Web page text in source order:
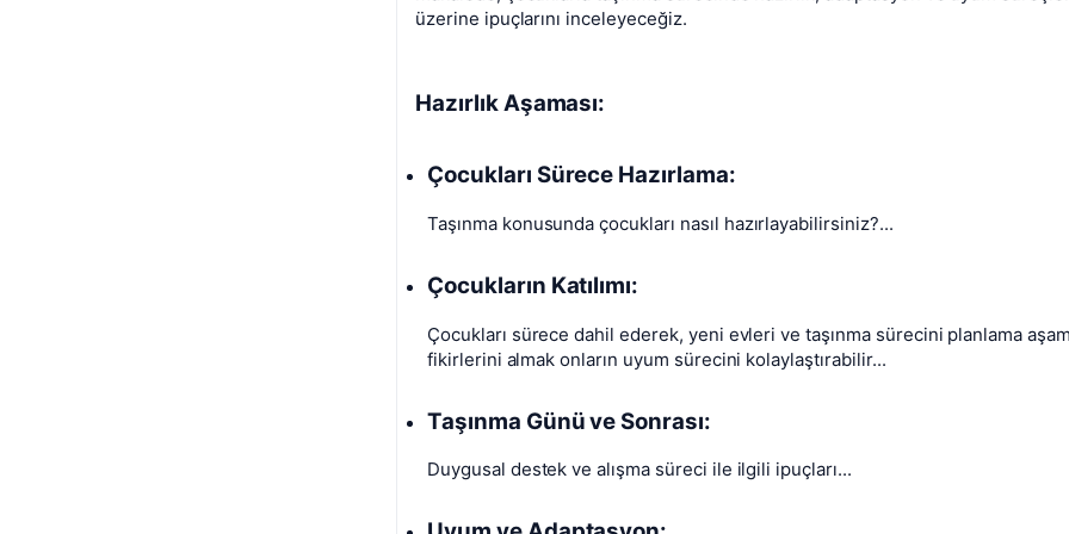
üzerine ipuçlarını inceleyeceğiz.
Hazırlık Aşaması:
Çocukları Sürece Hazırlama:
Taşınma konusunda çocukları nasıl hazırlayabilirsiniz?...
Çocukların Katılımı:
Çocukları sürece dahil ederek, yeni evleri ve taşınma sürecini planlama
fikirlerini almak onların uyum sürecini kolaylaştırabilir...
Taşınma Günü ve Sonrası:
Duygusal destek ve alışma süreci ile ilgili ipuçları...